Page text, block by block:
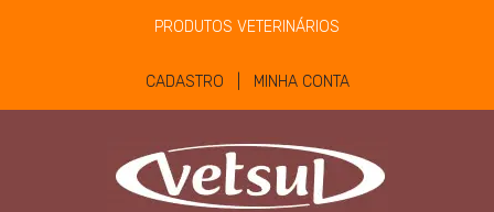
PRODUTOS VETERINÁRIOS
CADASTRO | MINHA CONTA